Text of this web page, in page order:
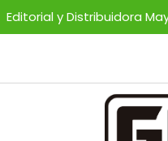
Editorial y Distribuidora